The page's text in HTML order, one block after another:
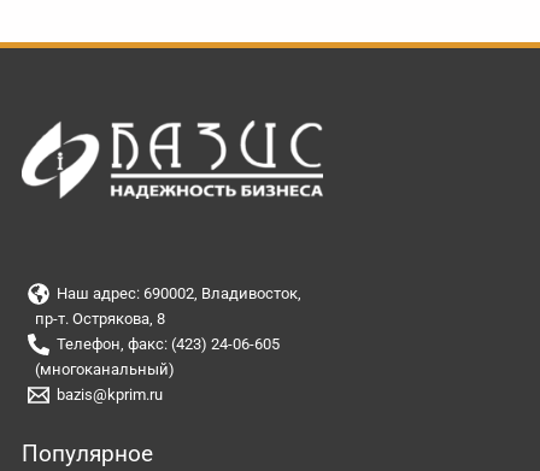
Наш адрес: 690002, Владивосток,
пр-т. Острякова, 8
Телефон, факс: (423) 24-06-605
(многоканальный)
bazis@kprim.ru
Популярное